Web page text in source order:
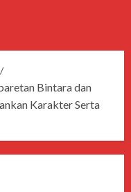
Bintara dan
Karakter Serta